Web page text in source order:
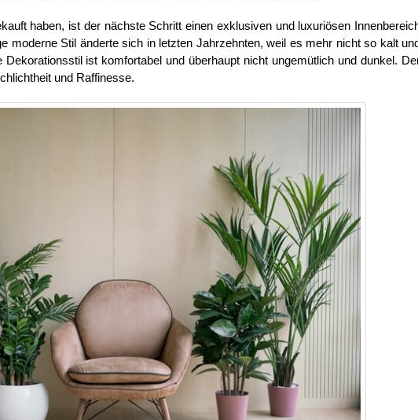
haben, ist der nächste Schritt einen exklusiven und luxuriösen
moderne Stil änderte sich in letzten Jahrzehnten, weil es mehr nicht so kalt
ist komfortabel und überhaupt nicht ungemütlich und dunkel.
und Raffinesse.